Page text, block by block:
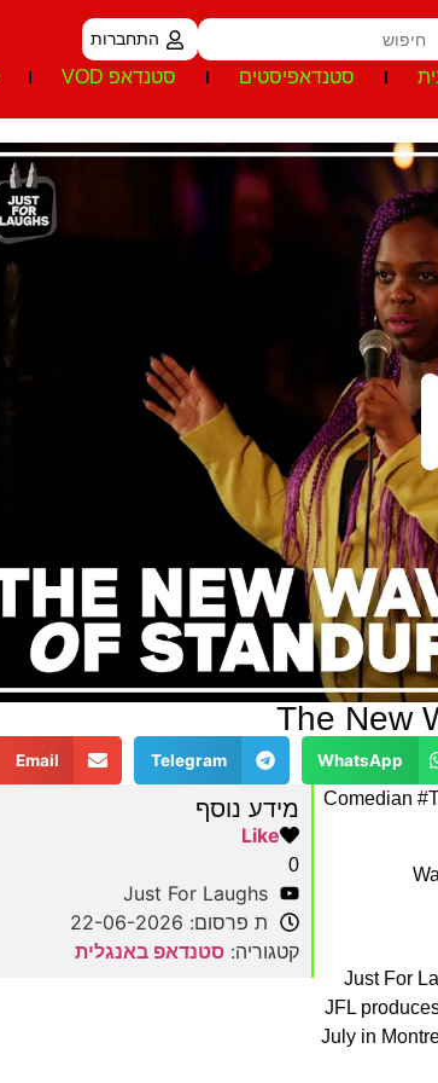
התחברות
סטנדאפיסטים סטנדאפ VOD
The New
WhatsApp
Telegram
Email
Comedian
Just For
JFL
July in
מידע נוסף
Like
0
Just For Laughs
ת פרסום: 22-06-2026
קטגוריה: סטנדאפ באנגלית